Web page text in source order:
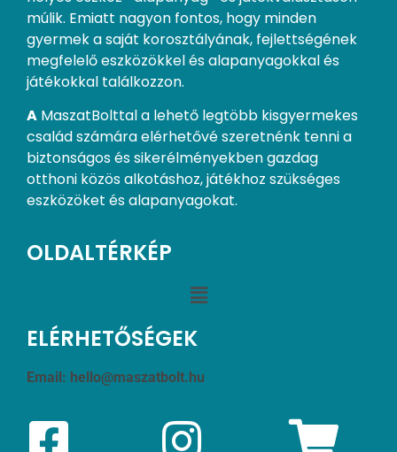
múlik. Emiatt nagyon fontos, hogy minden
gyermek a saját korosztályának, fejlettségének
megfelelő eszközökkel és alapanyagokkal és
játékokkal találkozzon.
A MaszatBolttal a lehető legtöbb kisgyermekes
család számára elérhetővé szeretnénk tenni a
biztonságos és sikerélményekben gazdag
otthoni közös alkotáshoz, játékhoz szükséges
eszközöket és alapanyagokat.
OLDALTÉRKÉP
ELÉRHETŐSÉGEK
Email: hello@maszatbolt.hu